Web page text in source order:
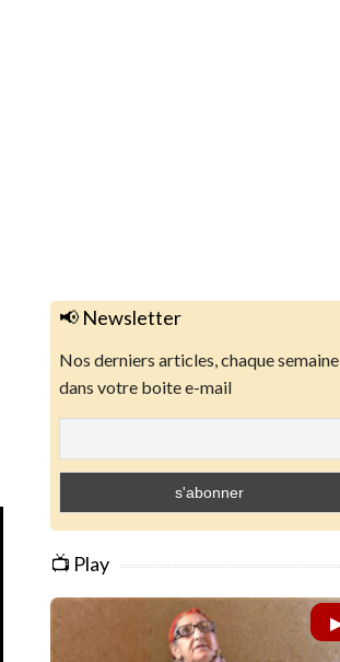
📢 Newsletter
Nos derniers articles, chaque semaine
dans votre boite e-mail
📺 Play